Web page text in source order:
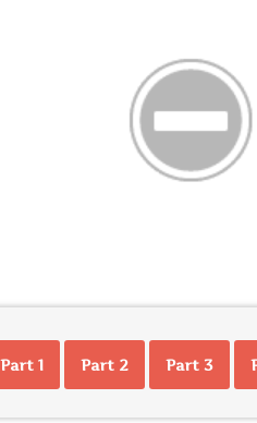
Part 1 Part 2 Part 3